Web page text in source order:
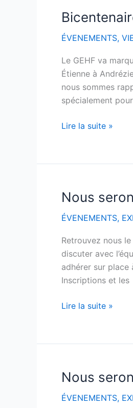
ÉVENEMENTS,
Le GEHF va
Étienne à
nous sommes
spécialement
Bicentenaire
ligne
Saint-
Andrézieux
Lire la suite »
Nous
ÉVENEMENTS,
Retrouvez nous
discuter avec
adhérer sur place
Inscriptions et les
Nous
à
novembre
Lire la suite »
Nous
ÉVENEMENTS,
Nous
à